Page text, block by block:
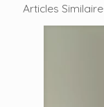
Articles